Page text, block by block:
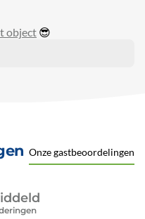
object 😎
Onze gastbeoordelingen